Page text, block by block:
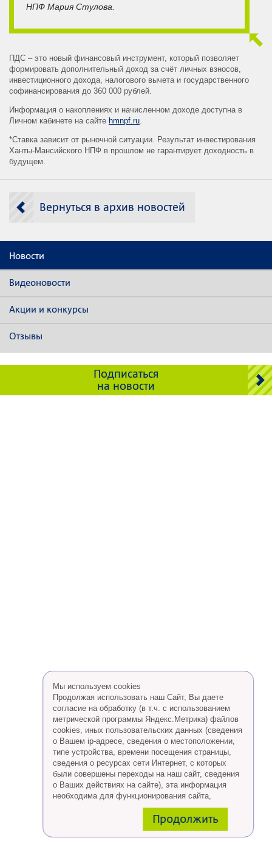
НПФ Мария Стулова.
ПДС – это новый финансовый инструмент, который позволяет
формировать дополнительный доход за счёт личных взносов,
инвестиционного дохода, налогового вычета и государственного
софинансирования до 360 000 рублей.
Информация о накоплениях и начисленном доходе доступна в
Личном кабинете на сайте hmnpf.ru
*Ставка зависит от рыночной ситуации. Результат инвестирования
Ханты-Мансийского НПФ в прошлом не гарантирует доходность в
будущем.
Вернуться в архив новостей
Новости
Видеоновости
Акции и конкурсы
Отзывы
Подписаться
на новости
Мы используем cookies
Продолжая использовать наш Сайт, Вы даете
согласие на обработку (в т.ч. с использованием
метрической программы Яндекс.Метрика) файлов
cookies, иных пользовательских данных (сведения
о Вашем ip-адресе, сведения о местоположении,
типе устройства, времени посещения страницы,
сведения о ресурсах сети Интернет, с которых
были совершены переходы на наш сайт, сведения
о Ваших действиях на сайте), эта информация
необходима для функционирования сайта,
проведения ретаргетинга, а также статистических
Eсли Вы согласны, продолжайте пользоваться
сайтом, если Вы не хотите, чтобы Ваши данные
Продолжить